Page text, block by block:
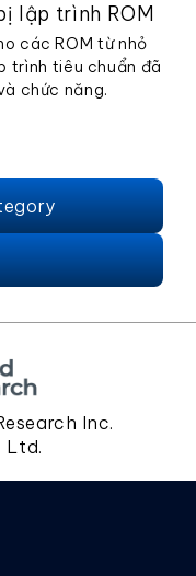
lập trình ROM
các ROM từ nhỏ
trình tiêu chuẩn đã
chức năng.
Inc.
Ltd.